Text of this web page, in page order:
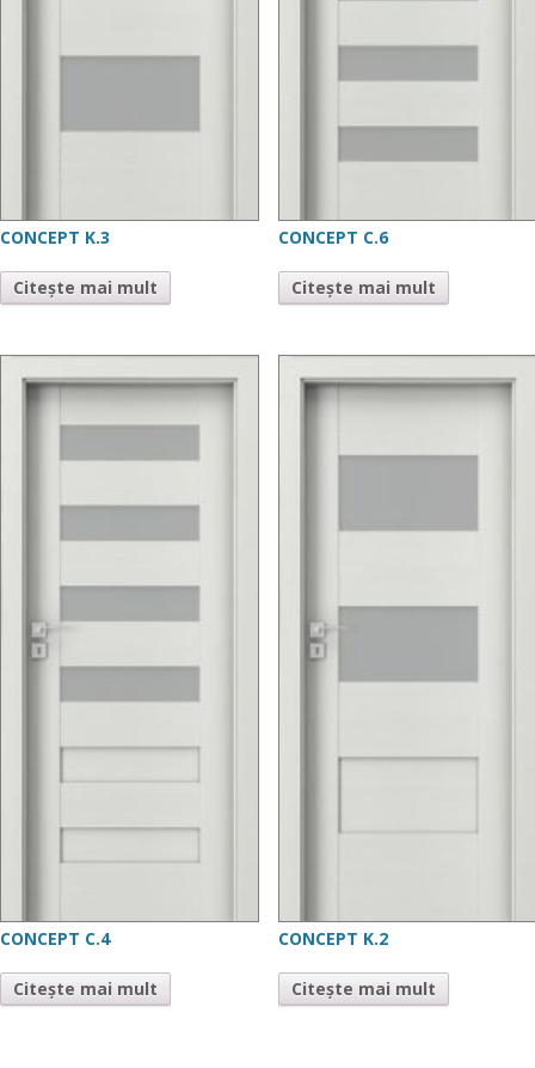
CONCEPT K.3
Citește mai mult
CONCEPT C.6
Citește mai mult
CONCEPT C.4
Citește mai mult
CONCEPT K.2
Citește mai mult